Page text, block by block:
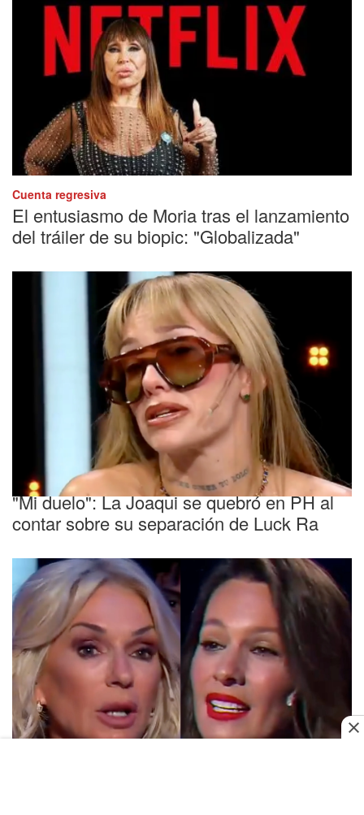
Cuenta regresiva
El entusiasmo de Moria tras el lanzamiento
del tráiler de su biopic: "Globalizada"
Conmovida
"Mi duelo": La Joaqui se quebró en PH al
contar sobre su separación de Luck Ra